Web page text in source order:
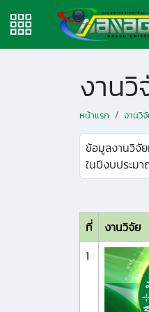
งานวิ
หน้าแรก งานวิ
ข้อมูลงานวิจั
ในปีงบประม
ที่
งานวิจัย
1